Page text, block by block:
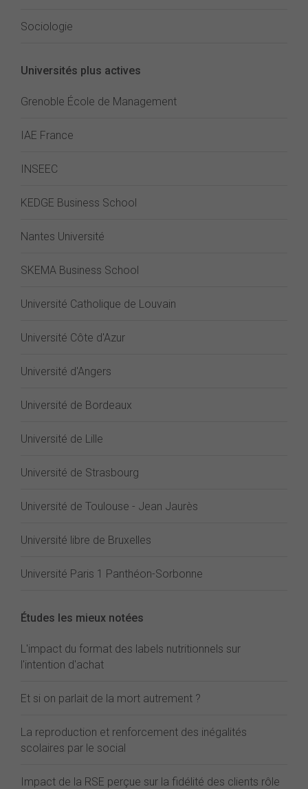
Sociologie
Universités plus actives
Grenoble École de Management
IAE France
INSEEC
KEDGE Business School
Nantes Université
SKEMA Business School
Université Catholique de Louvain
Université Côte d'Azur
Université d'Angers
Université de Bordeaux
Université de Lille
Université de Strasbourg
Université de Toulouse - Jean Jaurès
Université libre de Bruxelles
Université Paris 1 Panthéon-Sorbonne
Études les mieux notées
L'impact du format des labels nutritionnels sur
l'intention d'achat
Et si on parlait de la mort autrement ?
La reproduction et renforcement des inégalités
scolaires par le social
Impact de la RSE perçue sur la fidélité des clients rôle